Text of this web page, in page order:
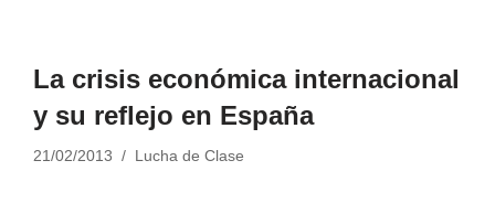
La crisis económica internacional
y su reflejo en España
21/02/2013 Lucha de Clase